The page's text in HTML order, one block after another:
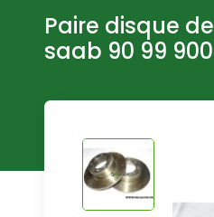
Paire disque
saab 90 99 900